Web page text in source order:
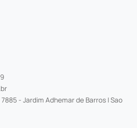
- Jardim Adhemar de Barros | Sao